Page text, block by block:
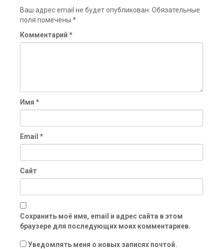
Ваш адрес email не будет опубликован. Обязательные
поля помечены *
Комментарий *
Имя *
Email *
Сайт
Сохранить моё имя, email и адрес сайта в этом
браузере для последующих моих комментариев.
Уведомлять меня о новых записях почтой.